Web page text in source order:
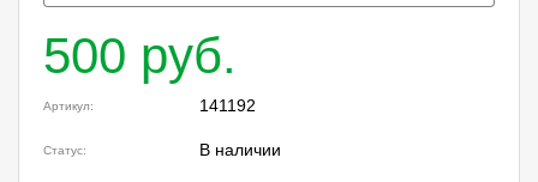
500 руб.
Артикул: 141192
Статус: В наличии